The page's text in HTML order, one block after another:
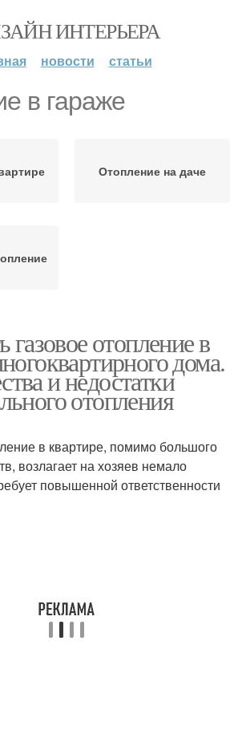
ИНТЕРЬЕРА
новости статьи
в гараже
Отопление на даче
газовое отопление в
дома.
и недостатки
отопления
в квартире, помимо большого
возлагает на хозяев немало
повышенной ответственности